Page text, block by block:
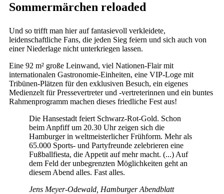
Sommermärchen reloaded
Und so trifft man hier auf fantasievoll verkleidete,
leidenschaftliche Fans, die jeden Sieg feiern und sich auch von
einer Niederlage nicht unterkriegen lassen.
Eine 92 m² große Leinwand, viel Nationen-Flair mit
internationalen Gastronomie-Einheiten, eine VIP-Loge mit
Tribünen-Plätzen für den exklusiven Besuch, ein eigenes
Medienzelt für Pressevertreter und -vertreterinnen und ein buntes
Rahmenprogramm machen dieses friedliche Fest aus!
Die Hansestadt feiert Schwarz-Rot-Gold. Schon
beim Anpfiff um 20.30 Uhr zeigen sich die
Hamburger in weltmeisterlicher Frühform. Mehr als
65.000 Sports- und Partyfreunde zelebrieren eine
Fußballfiesta, die Appetit auf mehr macht. (...) Auf
dem Feld der unbegrenzten Möglichkeiten geht an
diesem Abend alles. Fast alles.
Jens Meyer-Odewald, Hamburger Abendblatt